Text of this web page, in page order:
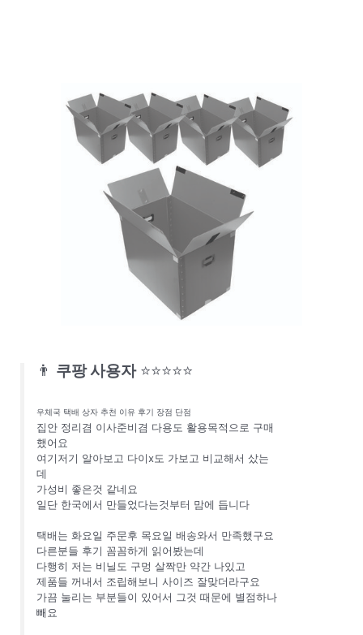
👨 쿠팡 사용자 ⭐⭐⭐⭐⭐
우체국 택배 상자 추천 이유 후기 장점 단점
집안 정리겸 이사준비겸 다용도 활용목적으로 구매
했어요
여기저기 알아보고 다이x도 가보고 비교해서 샀는
데
가성비 좋은것 같네요
일단 한국에서 만들었다는것부터 맘에 듭니다
택배는 화요일 주문후 목요일 배송와서 만족했구요
다른분들 후기 꼼꼼하게 읽어봤는데
다행히 저는 비닐도 구멍 살짝만 약간 나있고
제품들 꺼내서 조립해보니 사이즈 잘맞더라구요
가끔 눌리는 부분들이 있어서 그것 때문에 별점하나
빼요